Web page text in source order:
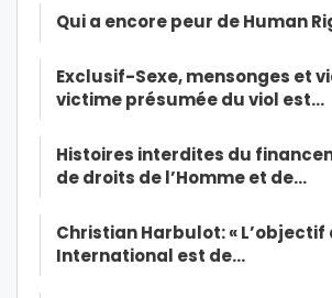
Qui a encore peur de Human
Exclusif-Sexe, mensonges et
victime présumée du viol est…
Histoires interdites du
de droits de l’Homme et de…
Christian Harbulot: « L’objectif
International est de…